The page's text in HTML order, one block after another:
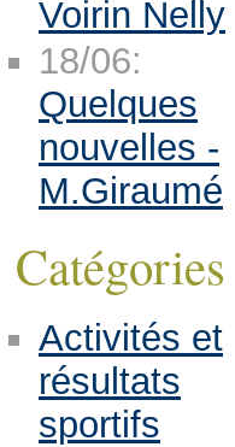
Voirin Nelly
18/06:
Quelques
nouvelles -
M.Giraumé
Catégories
Activités et
résultats
sportifs